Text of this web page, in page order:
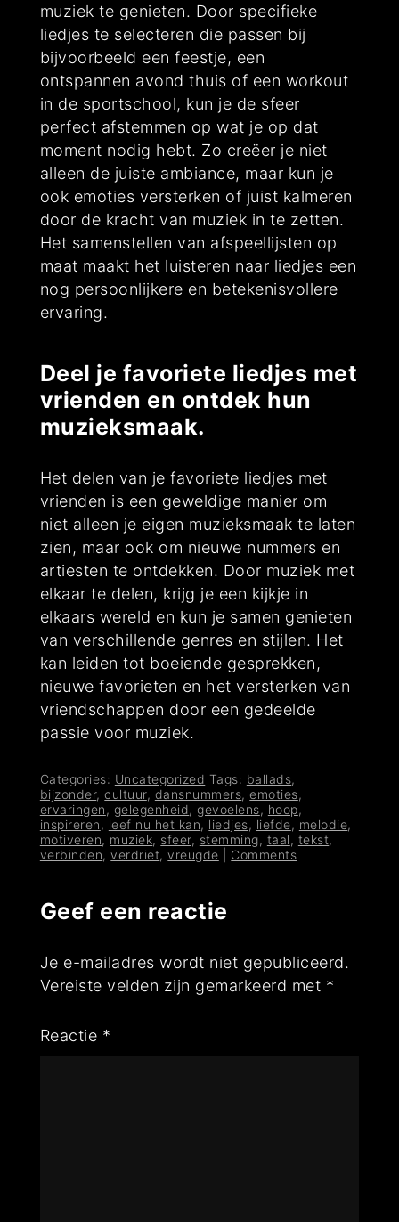
muziek te genieten. Door specifieke
liedjes te selecteren die passen bij
bijvoorbeeld een feestje, een
ontspannen avond thuis of een workout
in de sportschool, kun je de sfeer
perfect afstemmen op wat je op dat
moment nodig hebt. Zo creëer je niet
alleen de juiste ambiance, maar kun je
ook emoties versterken of juist kalmeren
door de kracht van muziek in te zetten.
Het samenstellen van afspeellijsten op
maat maakt het luisteren naar liedjes een
nog persoonlijkere en betekenisvollere
ervaring.
Deel je favoriete liedjes met
vrienden en ontdek hun
muzieksmaak.
Het delen van je favoriete liedjes met
vrienden is een geweldige manier om
niet alleen je eigen muzieksmaak te laten
zien, maar ook om nieuwe nummers en
artiesten te ontdekken. Door muziek met
elkaar te delen, krijg je een kijkje in
elkaars wereld en kun je samen genieten
van verschillende genres en stijlen. Het
kan leiden tot boeiende gesprekken,
nieuwe favorieten en het versterken van
vriendschappen door een gedeelde
passie voor muziek.
Categories: Uncategorized Tags: ballads,
bijzonder,cultuur, dansnummers,emoties,
ervaringen , gelegenheid,gevoelens, hoop,
inspireren , leef nu het kan, liedjes, liefde, melodie,
motiveren, muziek, sfeer, stemming, taal , tekst,
verbinden,verdriet,vreugde Comments
Geef een reactie
Je e-mailadres wordt niet gepubliceerd.
Vereiste velden zijn gemarkeerd met *
Reactie *